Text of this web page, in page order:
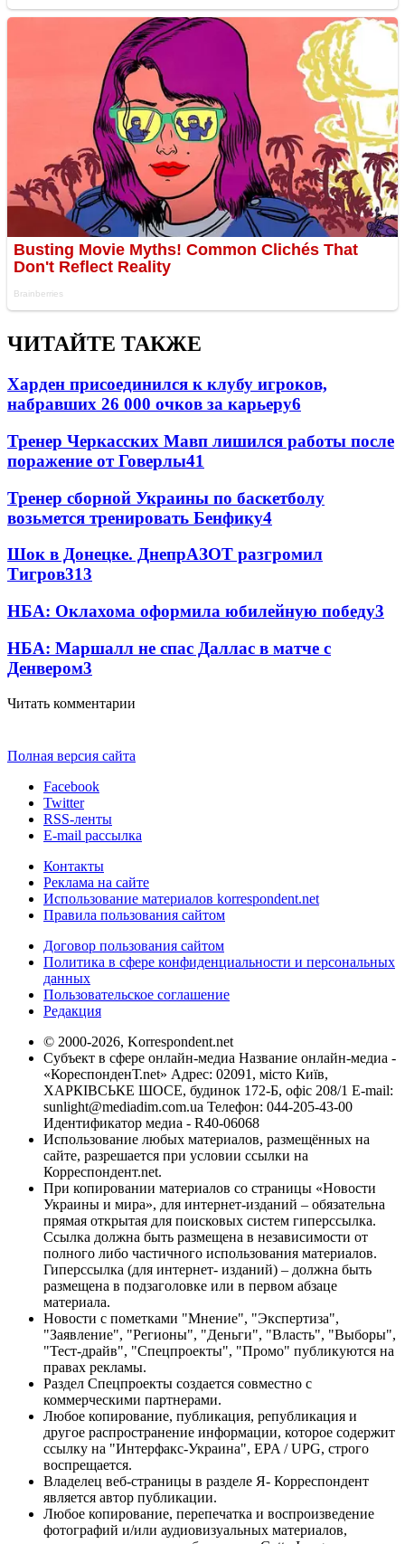
ЧИТАЙТЕ ТАКЖЕ
Харден присоединился к клубу игроков,
набравших 26 000 очков за карьеру6
Тренер Черкасских Мавп лишился работы после
поражение от Говерлы41
Тренер сборной Украины по баскетболу
возьмется тренировать Бенфику4
Шок в Донецке. ДнепрАЗОТ разгромил
Тигров313
НБА: Оклахома оформила юбилейную победу3
НБА: Маршалл не спас Даллас в матче с
Денвером3
Читать комментарии
Полная версия сайта
Facebook
Twitter
RSS-ленты
E-mail рассылка
Контакты
Реклама на сайте
Использование материалов korrespondent.net
Правила пользования сайтом
Договор пользования сайтом
Политика в сфере конфиденциальности и персональных
данных
Пользовательское соглашение
Редакция
© 2000-2026, Korrespondent.net
Субъект в сфере онлайн-медиа Название онлайн-медиа -
«КореспонденТ.net» Адрес: 02091, місто Київ,
ХАРКІВСЬКЕ ШОСЕ, будинок 172-Б, офіс 208/1 E-mail:
sunlight@mediadim.com.ua Телефон: 044-205-43-00
Идентификатор медиа - R40-06068
Использование любых материалов, размещённых на
сайте, разрешается при условии ссылки на
Корреспондент.net.
При копировании материалов со страницы «Новости
Украины и мира», для интернет-изданий – обязательна
прямая открытая для поисковых систем гиперссылка.
Ссылка должна быть размещена в независимости от
полного либо частичного использования материалов.
Гиперссылка (для интернет- изданий) – должна быть
размещена в подзаголовке или в первом абзаце
материала.
Новости с пометками "Мнение", "Экспертиза",
"Заявление", "Регионы", "Деньги", "Власть", "Выборы",
"Тест-драйв", "Спецпроекты", "Промо" публикуются на
правах рекламы.
Раздел Спецпроекты создается совместно с
коммерческими партнерами.
Любое копирование, публикация, републикация и
другое распространение информации, которое содержит
ссылку на "Интерфакс-Украина", EPA / UPG, строго
воспрещается.
Владелец веб-страницы в разделе Я- Корреспондент
является автор публикации.
Любое копирование, перепечатка и воспроизведение
фотографий и/или аудиовизуальных материалов,